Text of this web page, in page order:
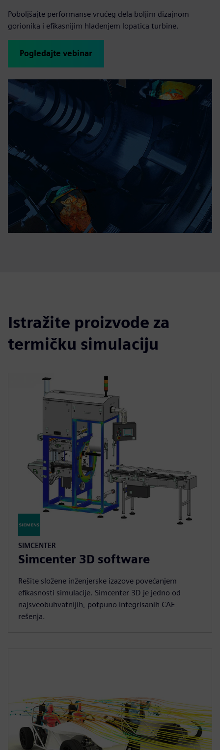
Poboljšajte performanse vrućeg dela boljim dizajnom
gorionika i efikasnijim hlađenjem lopatica turbine.
Pogledajte vebinar
Istražite proizvode za
termičku simulaciju
SIMCENTER
Simcenter 3D software
Rešite složene inženjerske izazove povećanjem
efikasnosti simulacije. Simcenter 3D je jedno od
najsveobuhvatnijih, potpuno integrisanih CAE
rešenja.